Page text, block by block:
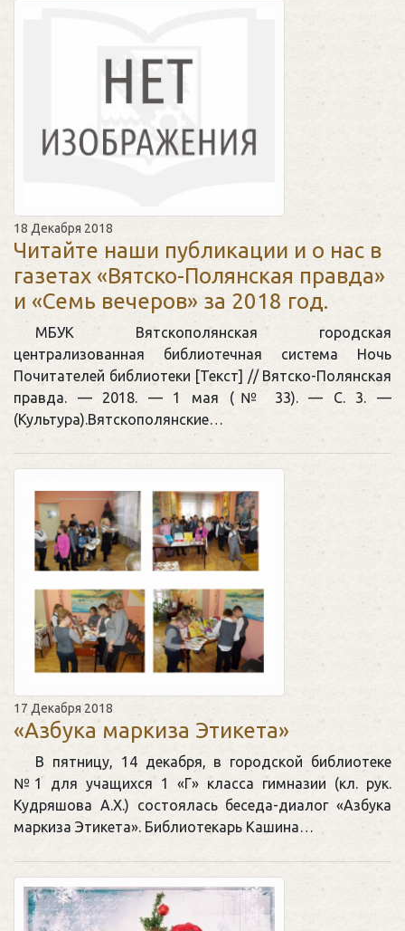
18 Декабря 2018
Читайте наши публикации и о нас в
газетах «Вятско-Полянская правда»
и «Семь вечеров» за 2018 год.
МБУК Вятскополянская городская
централизованная библиотечная система Ночь
Почитателей библиотеки [Текст] // Вятско-Полянская
правда. — 2018. — 1 мая (№ 33). — С. 3. —
(Культура).Вятскополянские…
17 Декабря 2018
«Азбука маркиза Этикета»
В пятницу, 14 декабря, в городской библиотеке
№1 для учащихся 1 «Г» класса гимназии (кл. рук.
Кудряшова А.Х.) состоялась беседа-диалог «Азбука
маркиза Этикета». Библиотекарь Кашина…